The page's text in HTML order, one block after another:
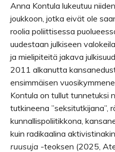
Anna Kontula lukeutuu
joukkoon, jotka eivät ole
roolia poliittisessa
uudestaan julkiseen
ja mielipiteitä jakava
2011 alkanutta
ensimmäisen
Kontula on tullut tunnetuksi
tutkineena ”seksitutkijana”,
kunnallispoliitikkona,
kuin radikaalina
ruusuja -teoksen (2025,